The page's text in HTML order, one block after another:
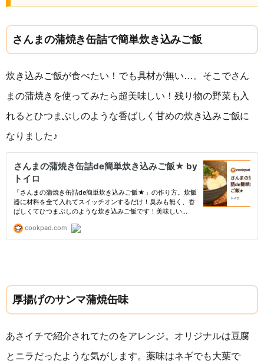
さんまの蒲焼き缶詰で簡単炊き込みご飯
炊き込みご飯が食べたい！でも具材が無い…。そこでさん
まの蒲焼きを使ってみたら超美味しい！残り物の野菜も入
れるとひつまぶしのような香ばしく甘めの炊き込みご飯に
なりました♪
厚揚げのサンマ蒲焼缶味
あさイチで紹介されてたのをアレンジ。オリジナルは豆腐
とニラだったような気がします。薬味はネギでも大葉で